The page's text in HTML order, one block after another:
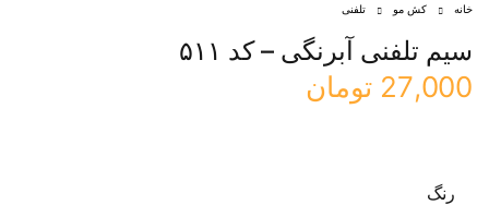
خانه کش مو تلفنی
سیم تلفنی آبرنگی – کد ۵۱۱
27,000 تومان
رنگ